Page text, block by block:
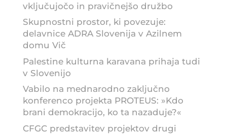
vključujočo in pravičnejšo družbo
Skupnostni prostor, ki povezuje:
delavnice ADRA Slovenija v Azilnem
domu Vič
Palestine kulturna karavana prihaja tudi
v Slovenijo
Vabilo na mednarodno zaključno
konferenco projekta PROTEUS: »Kdo
brani demokracijo, ko ta nazaduje?«
CFGC predstavitev projektov drugi